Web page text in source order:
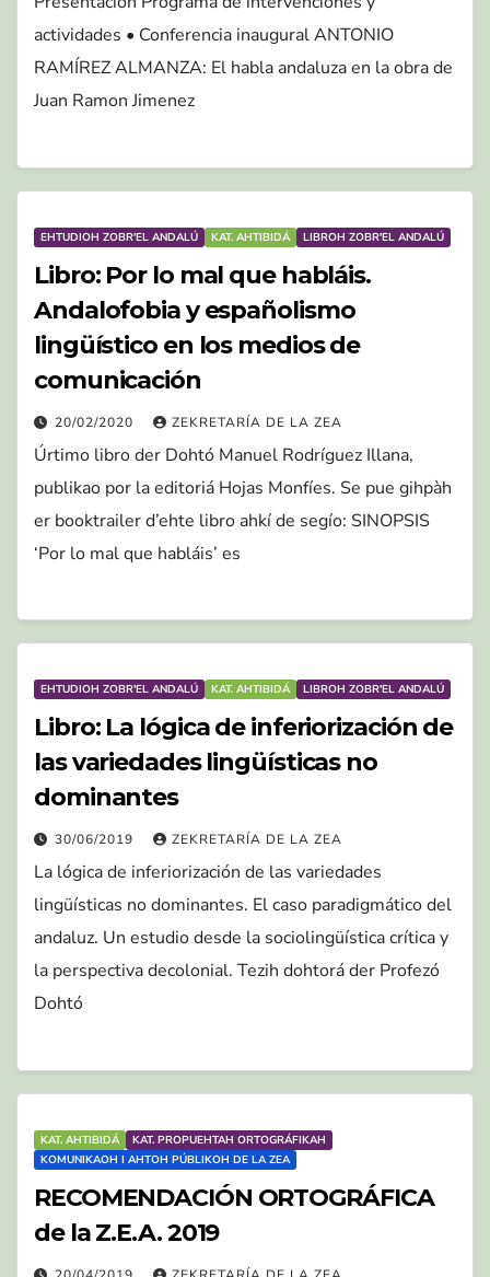
actividades • Conferencia inaugural ANTONIO
RAMÍREZ ALMANZA: El habla andaluza en la obra de
Juan Ramon Jimenez
EHTUDIOH ZOBR'EL ANDALÚ KAT. AHTIBIDÁ LIBROH ZOBR'EL ANDALÚ
Libro: Por lo mal que habláis.
Andalofobia y españolismo
lingüístico en los medios de
comunicación
20/02/2020 ZEKRETARÍA DE LA ZEA
Úrtimo libro der Dohtó Manuel Rodríguez Illana,
publikao por la editoriá Hojas Monfíes. Se pue gihpàh
er booktrailer d’ehte libro ahkí de segío: SINOPSIS
‘Por lo mal que habláis’ es
EHTUDIOH ZOBR'EL ANDALÚ KAT. AHTIBIDÁ LIBROH ZOBR'EL ANDALÚ
Libro: La lógica de inferiorización de
las variedades lingüísticas no
dominantes
30/06/2019 ZEKRETARÍA DE LA ZEA
La lógica de inferiorización de las variedades
lingüísticas no dominantes. El caso paradigmático del
andaluz. Un estudio desde la sociolingüística crítica y
la perspectiva decolonial. Tezih dohtorá der Profezó
Dohtó
KAT. AHTIBIDÁ
KAT. PROPUEHTAH ORTOGRÁFIKAH
KOMUNIKAOH I AHTOH PÚBLIKOH DE LA ZEA
RECOMENDACIÓN ORTOGRÁFICA
de la Z.E.A. 2019